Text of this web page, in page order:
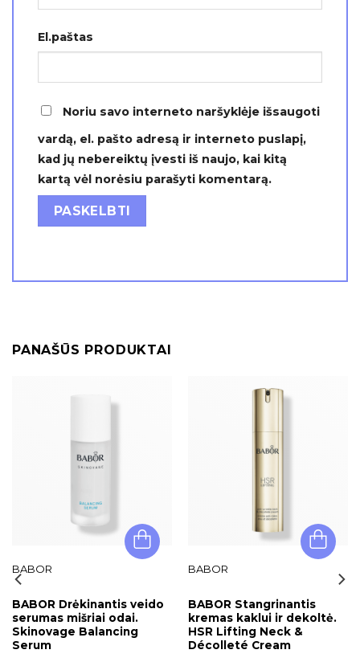
El.paštas
Noriu savo interneto naršyklėje išsaugoti
vardą, el. pašto adresą ir interneto puslapį,
kad jų nebereiktų įvesti iš naujo, kai kitą
kartą vėl norėsiu parašyti komentarą.
PANAŠŪS PRODUKTAI
BABOR
BABOR Drėkinantis veido
serumas mišriai odai.
Skinovage Balancing
Serum
BABOR
BABOR Stangrinantis
kremas kaklui ir dekoltė.
HSR Lifting Neck &
Décolleté Cream